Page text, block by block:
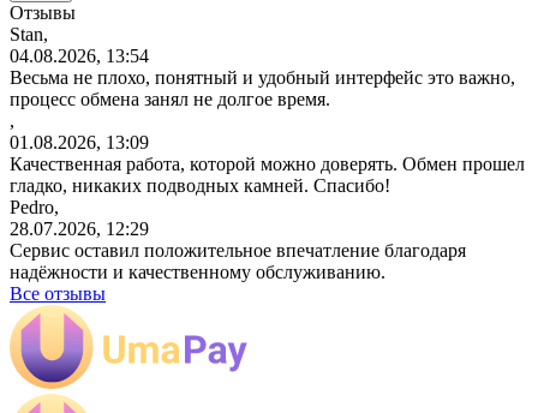
Отзывы
Stan,
04.08.2026, 13:54
Весьма не плохо, понятный и удобный интерфейс это важно,
процесс обмена занял не долгое время.
,
01.08.2026, 13:09
Качественная работа, которой можно доверять. Обмен прошел
гладко, никаких подводных камней. Спасибо!
Pedro,
28.07.2026, 12:29
Сервис оставил положительное впечатление благодаря
надёжности и качественному обслуживанию.
Все отзывы